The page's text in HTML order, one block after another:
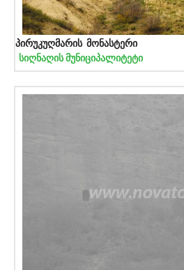
პირუკუღმარის მონასტერი
სიღნაღის მუნიციპალიტეტი